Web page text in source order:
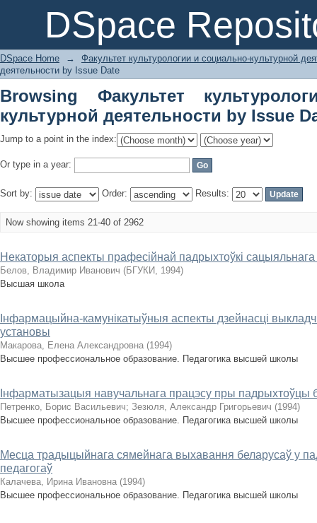
DSpace
Browsing Факультет
Issue Date
DSpace Home →
Факультет культурологии и социально-культурной
деятельности by Issue Date
Browsing Факультет
культурной деятельности by Issue
Jump to a point in the index:
Or type in a year:
Sort by: Order: Results:
Now showing items 21-40 of 2962
Некаторыя аспекты прафесійнай падрыхтоўкі сацыяльнага
Белов, Владимир Иванович (БГУКИ, 1994)
Высшая школа
Інфармацыйна-камунікатыўныя аспекты дзейнасці
установы
Макарова, Елена Александровна (1994)
Высшее профессиональное образование. Педагогика высшей школы
Інфарматызацыя навучальнага працэсу пры падрыхтоўцы
Петренко, Борис Васильевич; Зезюля, Александр Григорьевич (1994)
Высшее профессиональное образование. Педагогика высшей школы
Месца традыцыйнага сямейнага выхавання беларусаў у
педагогаў
Калачева, Ирина Ивановна (1994)
Высшее профессиональное образование. Педагогика высшей школы